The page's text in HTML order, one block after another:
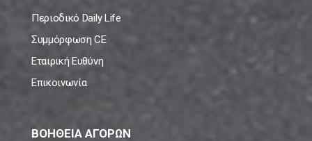
Περιοδικό Daily Life
Συμμόρφωση CE
Εταιρική Ευθύνη
Επικοινωνία
ΒΟΗΘΕΙΑ ΑΓΟΡΩΝ